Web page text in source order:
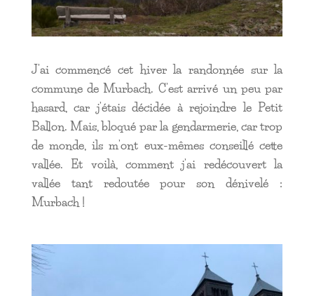
J’ai commencé cet hiver la randonnée sur la
commune de Murbach. C’est arrivé un peu par
hasard, car j’étais décidée à rejoindre le Petit
Ballon. Mais, bloqué par la gendarmerie, car trop
de monde, ils m’ont eux-mêmes conseillé cette
vallée. Et voilà, comment j’ai redécouvert la
vallée tant redoutée pour son dénivelé :
Murbach !